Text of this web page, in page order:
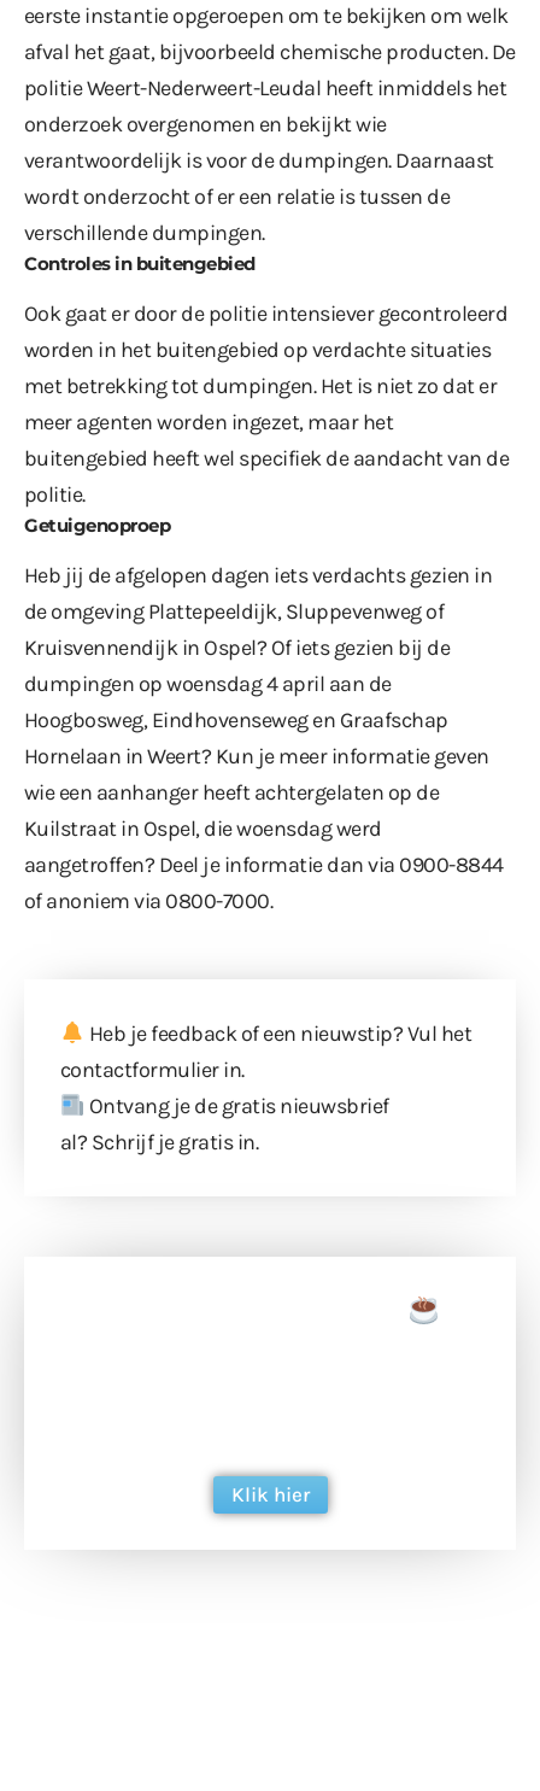
eerste instantie opgeroepen om te bekijken om welk
afval het gaat, bijvoorbeeld chemische producten. De
politie Weert-Nederweert-Leudal heeft inmiddels het
onderzoek overgenomen en bekijkt wie
verantwoordelijk is voor de dumpingen. Daarnaast
wordt onderzocht of er een relatie is tussen de
verschillende dumpingen.
Controles in buitengebied
Ook gaat er door de politie intensiever gecontroleerd
worden in het buitengebied op verdachte situaties
met betrekking tot dumpingen. Het is niet zo dat er
meer agenten worden ingezet, maar het
buitengebied heeft wel specifiek de aandacht van de
politie.
Getuigenoproep
Heb jij de afgelopen dagen iets verdachts gezien in
de omgeving Plattepeeldijk, Sluppevenweg of
Kruisvennendijkin Ospel? Of iets gezien bij de
dumpingen op woensdag 4 april aan de
Hoogbosweg,Eindhovensewegen Graafschap
Hornelaan in Weert? Kun je meer informatie geven
wieeen aanhangerheeft achtergelaten op de
Kuilstraat in Ospel, die woensdag werd
aangetroffen? Deel je informatie dan via 0900-8844
of anoniem via 0800-7000.
Heb je feedback of een nieuwstip? Vul het
contactformulierin.
Ontvang je de gratis nieuwsbrief
al? Schrijf je gratis in.
Klik hier